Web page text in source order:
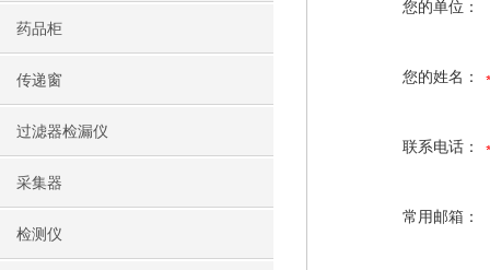
药品柜
传递窗
过滤器检漏仪
采集器
检测仪
您的单位：
您的姓名：
联系电话：
常用邮箱：